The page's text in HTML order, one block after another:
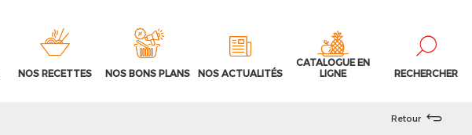
NOS RECETTES NOS BONS PLANS NOS ACTUALITÉS
CATALOGUE EN
LIGNE
RECHERCHER
Retour